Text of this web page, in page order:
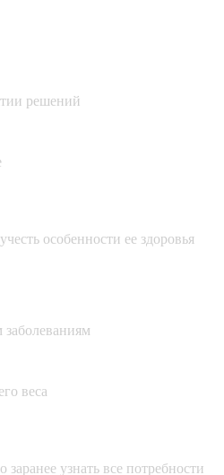
решений
особенности ее здоровья
заболеваниям
веса
узнать все потребности